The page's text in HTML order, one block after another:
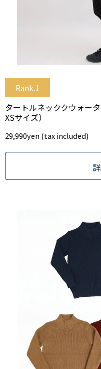
Rank.1
タートルネッククウォー
XSサイズ）
29,990yen (tax included)